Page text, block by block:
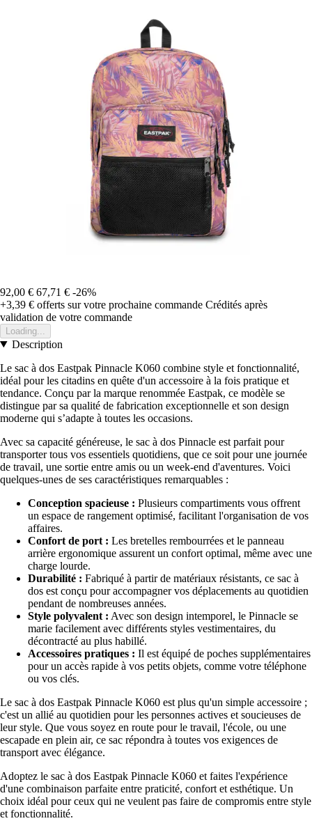
92,00 € 67,71 € -26%
+3,39 € offerts sur votre prochaine commande Crédités après
validation de votre commande
Loading...
Description
Le sac à dos Eastpak Pinnacle K060 combine style et fonctionnalité,
idéal pour les citadins en quête d'un accessoire à la fois pratique et
tendance. Conçu par la marque renommée Eastpak, ce modèle se
distingue par sa qualité de fabrication exceptionnelle et son design
moderne qui s’adapte à toutes les occasions.
Avec sa capacité généreuse, le sac à dos Pinnacle est parfait pour
transporter tous vos essentiels quotidiens, que ce soit pour une journée
de travail, une sortie entre amis ou un week-end d'aventures. Voici
quelques-unes de ses caractéristiques remarquables :
Conception spacieuse : Plusieurs compartiments vous offrent
un espace de rangement optimisé, facilitant l'organisation de vos
affaires.
Confort de port : Les bretelles rembourrées et le panneau
arrière ergonomique assurent un confort optimal, même avec une
charge lourde.
Durabilité : Fabriqué à partir de matériaux résistants, ce sac à
dos est conçu pour accompagner vos déplacements au quotidien
pendant de nombreuses années.
Style polyvalent : Avec son design intemporel, le Pinnacle se
marie facilement avec différents styles vestimentaires, du
décontracté au plus habillé.
Accessoires pratiques : Il est équipé de poches supplémentaires
pour un accès rapide à vos petits objets, comme votre téléphone
ou vos clés.
Le sac à dos Eastpak Pinnacle K060 est plus qu'un simple accessoire ;
c'est un allié au quotidien pour les personnes actives et soucieuses de
leur style. Que vous soyez en route pour le travail, l'école, ou une
escapade en plein air, ce sac répondra à toutes vos exigences de
transport avec élégance.
Adoptez le sac à dos Eastpak Pinnacle K060 et faites l'expérience
d'une combinaison parfaite entre praticité, confort et esthétique. Un
choix idéal pour ceux qui ne veulent pas faire de compromis entre style
et fonctionnalité.